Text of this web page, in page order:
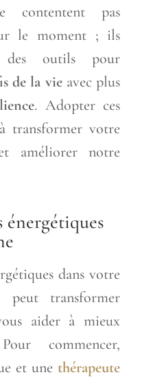
contentent pas
le moment ; ils
des outils pour
de la vieavec plus
. Adopter ces
transformer votre
améliorer notre
énergétiques
dans votre
peut transformer
aider à mieux
commencer,
et une thérapeute